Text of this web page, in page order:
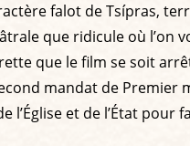
falot de Tsípras,
que ridicule où l’on
que le film se soit
mandat de Premier
et de l’État